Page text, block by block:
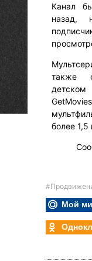
Канал
также
более
Мой